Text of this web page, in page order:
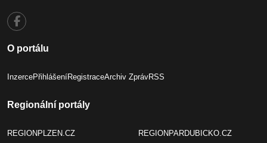
O portálu
InzercePřihlášeníRegistraceArchiv ZprávRSS
Regionální portály
REGIONPLZEN.CZ REGIONPARDUBICKO.CZ